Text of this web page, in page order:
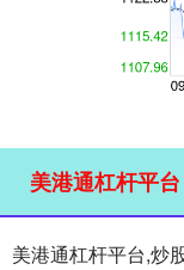
美港通杠杆平台
美港通杠杆平台,炒